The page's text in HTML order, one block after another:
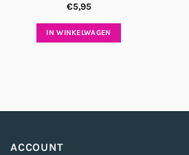
€5,95
IN WINKELWAGEN
ACCOUNT